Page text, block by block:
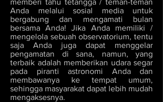
memberi tahu tetangga / teman-teman
Anda melalui sosial media untuk
bergabung dan mengamati bulan
bersama Anda! Jika Anda memiliki /
mengelola sebuah observatorium, tentu
saja Anda juga dapat menggelar
pengamatan di sana, namun, yang
terbaik adalah memberikan udara segar
pada piranti astronomi Anda dan
membawanya ke tempat umum,
sehingga masyarakat dapat lebih mudah
mengaksesnya.